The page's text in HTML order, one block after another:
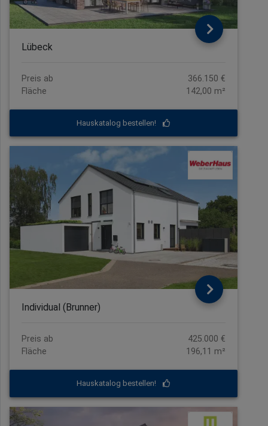
Lübeck
Preis ab
366.150 €
Fläche
142,00 m²
Hauskatalog bestellen!
Individual (Brunner)
Preis ab
425.000 €
Fläche
196,11 m²
Hauskatalog bestellen!